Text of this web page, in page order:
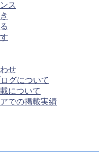
ス
せ
グについて
について
での掲載実績